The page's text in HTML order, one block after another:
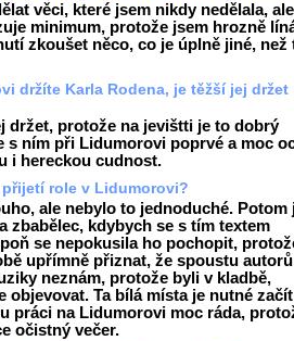
věci, které jsem nikdy nedělala, ale
minimum, protože jsem hrozně
zkoušet něco, co je úplně jiné, než
držíte Karla Rodena, je těžší jej držet
držet, protože na jevištti je to dobrý
s ním při Lidumorovi poprvé a moc
i hereckou cudnost.
role v Lidumorovi?
ale nebylo to jednoduché. Potom
zbabělec, kdybych se s tím textem
se nepokusila ho pochopit,
upřímně přiznat, že spoustu
neznám, protože byli v kladbě,
objevovat. Ta bílá místa je nutné začít
práci na Lidumorovi moc ráda,
očistný večer.